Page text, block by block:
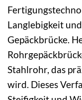
Langlebigkeit
Gepäckbrücke.
Stahlrohr, das
wird. Dieses